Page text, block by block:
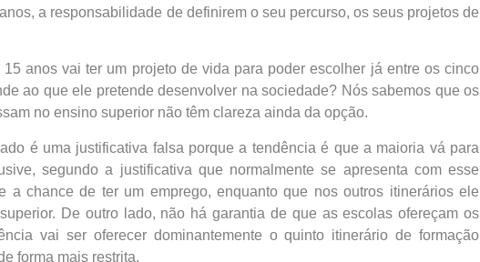
a responsabilidade de definirem o seu percurso, os seus projetos de
anos vai ter um projeto de vida para poder escolher já entre os cinco
ao que ele pretende desenvolver na sociedade? Nós sabemos que os
no ensino superior não têm clareza ainda da opção.
é uma justificativa falsa porque a tendência é que a maioria vá para
segundo a justificativa que normalmente se apresenta com esse
a chance de ter um emprego, enquanto que nos outros itinerários ele
De outro lado, não há garantia de que as escolas ofereçam os
vai ser oferecer dominantemente o quinto itinerário de formação
forma mais restrita.